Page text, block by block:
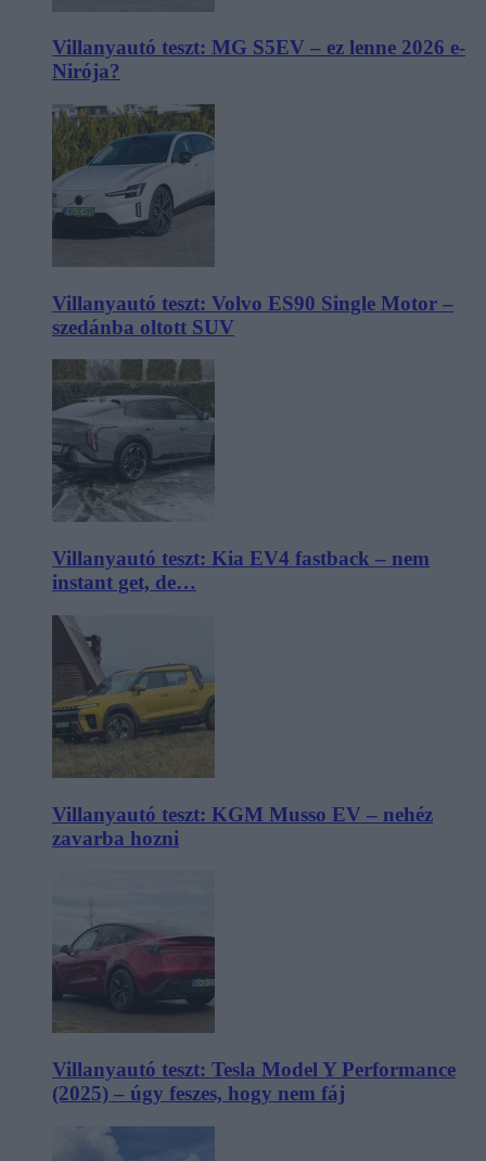
Villanyautó teszt: MG S5EV – ez lenne 2026 e-
Nirója?
Villanyautó teszt: Volvo ES90 Single Motor –
szedánba oltott SUV
Villanyautó teszt: Kia EV4 fastback – nem
instant get, de…
Villanyautó teszt: KGM Musso EV – nehéz
zavarba hozni
Villanyautó teszt: Tesla Model Y Performance
(2025) – úgy feszes, hogy nem fáj